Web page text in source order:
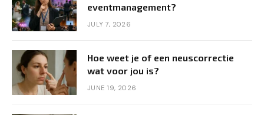
eventmanagement?
JULY 7, 2026
Hoe weet je of een neuscorrectie
wat voor jou is?
JUNE 19, 2026